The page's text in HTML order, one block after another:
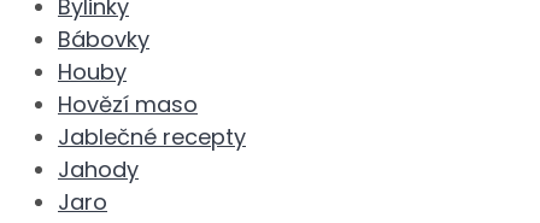
Bylinky
Bábovky
Houby
Hovězí maso
Jablečné recepty
Jahody
Jaro